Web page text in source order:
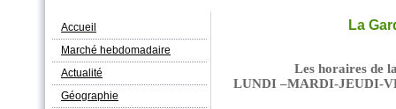
Accueil
Marché hebdomadaire
Actualité
Géographie
La
Les horaires de
LUNDI –MARDI-JEUDI-